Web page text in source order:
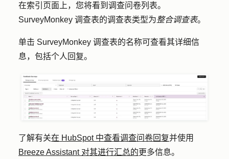
在索引页面上，您将看到调查问卷列表。
SurveyMonkey 调查表的调查表类型为整合调查表。
单击 SurveyMonkey 调查表的名称可查看其详细信
息，包括个人回复。
了解有关在 HubSpot 中查看调查问卷回复并使用
Breeze Assistant 对其进行汇总的更多信息。